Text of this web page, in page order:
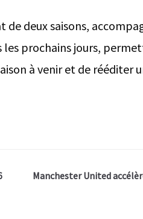
deux saisons,
prochains jours,
à venir et de rééditer
Manchester United